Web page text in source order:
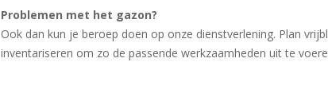
Problemen met het gazon?
Ook dan kun je beroep doen op onze dienstverlening. Plan
inventariseren om zo de passende werkzaamheden uit te